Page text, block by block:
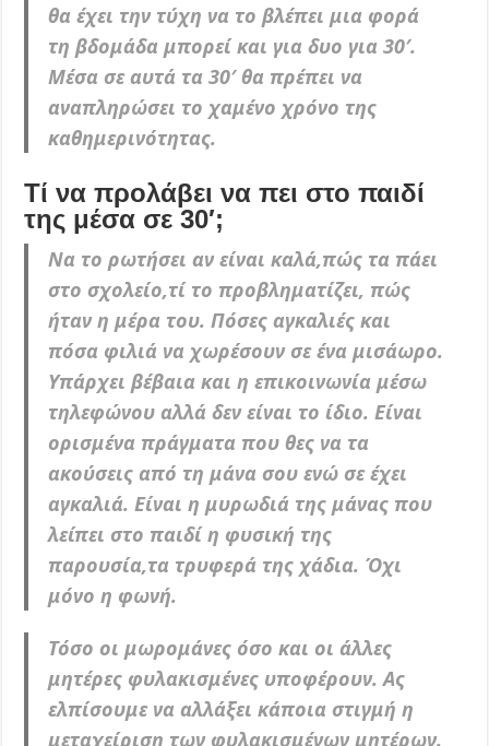
θα έχει την τύχη να το βλέπει μια φορά
τη βδομάδα μπορεί και για δυο για 30′.
Μέσα σε αυτά τα 30′ θα πρέπει να
αναπληρώσει το χαμένο χρόνο της
καθημερινότητας.
Τί να προλάβει να πει στο παιδί
της μέσα σε 30′;
Να το ρωτήσει αν είναι καλά,πώς τα πάει
στο σχολείο,τί το προβληματίζει, πώς
ήταν η μέρα του. Πόσες αγκαλιές και
πόσα φιλιά να χωρέσουν σε ένα μισάωρο.
Υπάρχει βέβαια και η επικοινωνία μέσω
τηλεφώνου αλλά δεν είναι το ίδιο. Είναι
ορισμένα πράγματα που θες να τα
ακούσεις από τη μάνα σου ενώ σε έχει
αγκαλιά. Είναι η μυρωδιά της μάνας που
λείπει στο παιδί η φυσική της
παρουσία,τα τρυφερά της χάδια. Όχι
μόνο η φωνή.
Τόσο οι μωρομάνες όσο και οι άλλες
μητέρες φυλακισμένες υποφέρουν. Ας
ελπίσουμε να αλλάξει κάποια στιγμή η
μεταχείριση των φυλακισμένων μητέρων.